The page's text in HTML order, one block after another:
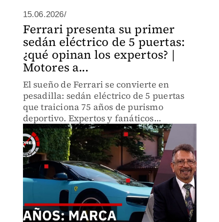
15.06.2026/
Ferrari presenta su primer
sedán eléctrico de 5 puertas:
¿qué opinan los expertos? |
Motores a...
El sueño de Ferrari se convierte en
pesadilla: sedán eléctrico de 5 puertas
que traiciona 75 años de purismo
deportivo. Expertos y fanáticos
lamentan que la marca sacrifique su
alma por la electrificación forzada del
mercado.